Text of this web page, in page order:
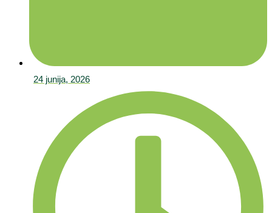
24 junija, 2026